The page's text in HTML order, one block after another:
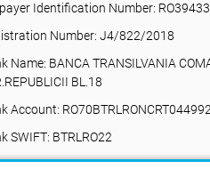
Identification Number:
Number: J4/822/2018
Name: BANCA TRANSILVANIA
BL.18
Account:
SWIFT: BTRLRO22
Valea Poienii, 17, Comănești,